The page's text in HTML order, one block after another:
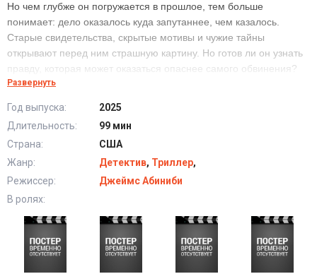
Но чем глубже он погружается в прошлое, тем больше
понимает: дело оказалось куда запутаннее, чем казалось.
Старые свидетельства, скрытые мотивы и чужие тайны
открывают перед ним страшную картину. Но готов ли он узнать
правду, которая может оказаться опаснее самого обвинения?
Лотарио (2025) в хорошем качестве HD
Развернуть
Год выпуска:
2025
Длительность:
99 мин
Страна:
США
Жанр:
Детектив, Триллер,
Режиссер:
Джеймс Абиниби
В ролях: